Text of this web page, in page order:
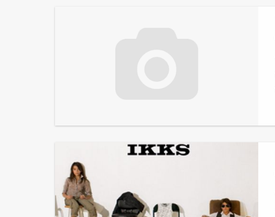
Vilanova Maryline